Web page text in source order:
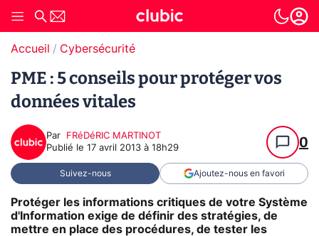
Accueil Cybersécurité
PME : 5 conseils pour protéger vos
données vitales
Par
FRéDéRIC MARTINOT
Publié le 17 avril 2013 à 18h29 0
Suivez-nous Ajoutez-nous en favori
Protéger les informations critiques de votre Système
d'Information exige de définir des stratégies, de
mettre en place des procédures, de tester les